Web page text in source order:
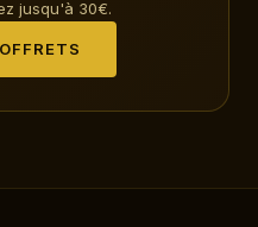
jusqu'à 30€.